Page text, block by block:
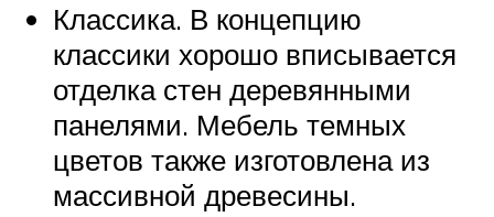
Классика. В концепцию
классики хорошо вписывается
отделка стен деревянными
панелями. Мебель темных
цветов также изготовлена из
массивной древесины.